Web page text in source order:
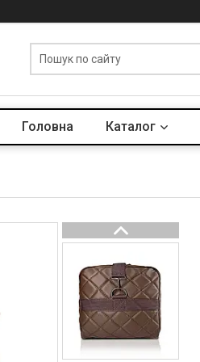
Головна Каталог